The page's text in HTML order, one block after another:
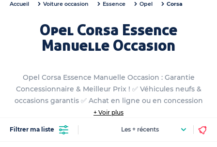
Accueil Voiture occasion Essence Opel Corsa
Opel Corsa Essence
Manuelle Occasion
Opel Corsa Essence Manuelle Occasion : Garantie
Concessionnaire & Meilleur Prix ! ✅ Véhicules neufs &
occasions garantis ✅ Achat en ligne ou en concession
+ Voir plus
Filtrer ma liste